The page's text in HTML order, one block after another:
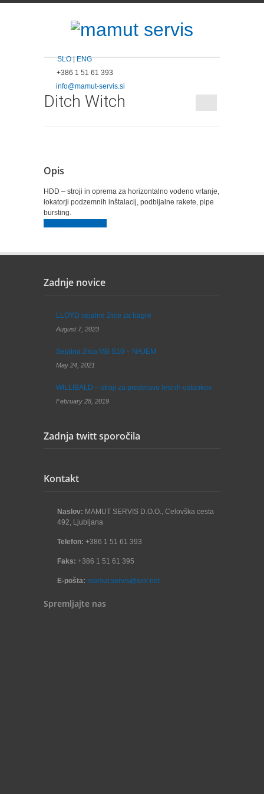
SLO|ENG
+386 1 51 61 393
info@mamut-servis.si
Ditch Witch
Opis
HDD – stroji in oprema za horizontalno vodeno vrtanje,
lokatorji podzemnih inštalacij, podbijalne rakete, pipe
bursting.
Zadnje novice
LLOYD sejalne žlice za bagre
August 7, 2023
Sejalna žlica MB S10 – NAJEM
May 24, 2021
WILLIBALD – stroji za predelavo lesnih ostankov
February 28, 2019
Zadnja twitt sporočila
Kontakt
Naslov: MAMUT SERVIS D.O.O., Celovška cesta
492, Ljubljana
Telefon: +386 1 51 61 393
Faks: +386 1 51 61 395
E-pošta: mamut.servis@siol.net
Spremljajte nas